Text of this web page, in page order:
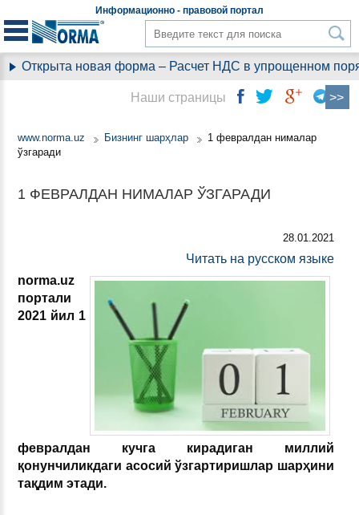
Информационно - правовой портал
Открыта новая форма – Расчет НДС в упрощенном
www.norma.uz Бизнинг шарҳлар
1 февралдан нималар
ўзгаради
1 ФЕВРАЛДАН НИМАЛАР ЎЗГАРАДИ
28.01.2021
Читать на русском языке
norma.uz
портали
2021 йил 1
февралдан кучга кирадиган миллий
қонунчиликдаги асосий ўзгартиришлар шарҳини
тақдим этади.
Наши страницы